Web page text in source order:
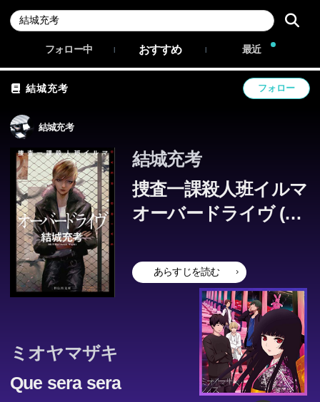
フォロー中 おすすめ 最近
結城充考 フォロー
結城充考
結城充考
捜査一課殺人班イルマ
オーバードライヴ (祥
あらすじを読む
ミオヤマザキ
Que sera sera